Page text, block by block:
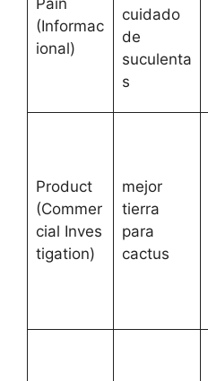
Pain
(Informac
ional)
cuidado
de
suculenta
s
Product
(Commer
cial Inves
tigation)
mejor
tierra
para
cactus